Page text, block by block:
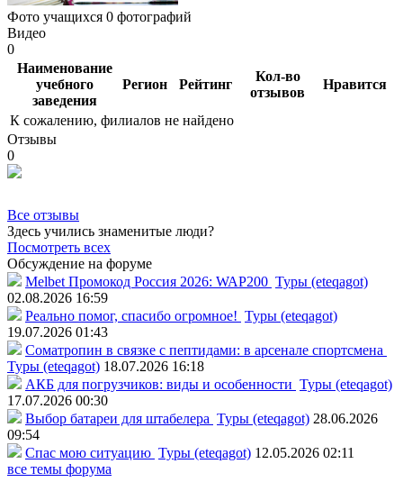
Фото учащихся 0 фотографий
Видео
0
Наименование
учебного
заведения
Регион Рейтинг
Кол-во
отзывов
Нравится
К сожалению, филиалов не найдено
Отзывы
0
Все отзывы
Здесь учились знаменитые люди?
Посмотреть всех
Обсуждение на форуме
Melbet Промокод Россия 2026: WAP200 Туры (eteqagot)
02.08.2026 16:59
Реально помог, спасибо огромное! Туры (eteqagot)
19.07.2026 01:43
Соматропин в связке с пептидами: в арсенале спортсмена
Туры (eteqagot) 18.07.2026 16:18
АКБ для погрузчиков: виды и особенности Туры (eteqagot)
17.07.2026 00:30
Выбор батареи для штабелера Туры (eteqagot) 28.06.2026
09:54
Спас мою ситуацию Туры (eteqagot) 12.05.2026 02:11
все темы форума